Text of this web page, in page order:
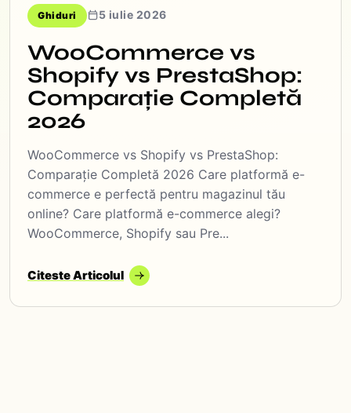
Ghiduri 5 iulie 2026
WooCommerce vs
Shopify vs PrestaShop:
Comparație Completă
2026
WooCommerce vs Shopify vs PrestaShop:
Comparație Completă 2026 Care platformă e-
commerce e perfectă pentru magazinul tău
online? Care platformă e-commerce alegi?
WooCommerce, Shopify sau Pre...
Citeste Articolul